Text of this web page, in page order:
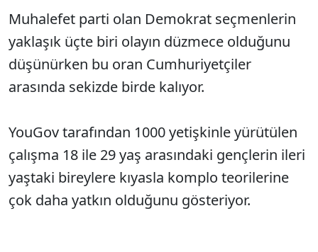
Muhalefet parti olan Demokrat seçmenlerin
yaklaşık üçte biri olayın düzmece olduğunu
düşünürken bu oran Cumhuriyetçiler
arasında sekizde birde kalıyor.
YouGov tarafından 1000 yetişkinle yürütülen
çalışma 18 ile 29 yaş arasındaki gençlerin ileri
yaştaki bireylere kıyasla komplo teorilerine
çok daha yatkın olduğunu gösteriyor.